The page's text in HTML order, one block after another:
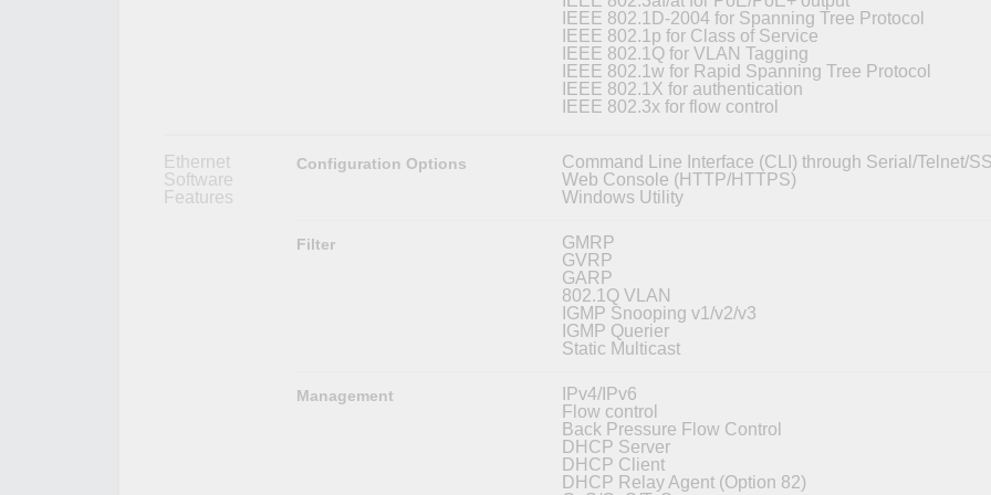
IEEE 802.1D-2004 for Spanning Tree Protocol
IEEE 802.1p for Class of Service
IEEE 802.1Q for VLAN Tagging
IEEE 802.1w for Rapid Spanning Tree Protocol
IEEE 802.1X for authentication
IEEE 802.3x for flow control
Ethernet
Software
Features
Configuration Options
Command Line Interface (CLI) through Serial/Telnet/
Web Console (HTTP/HTTPS)
Windows Utility
Filter
GMRP
GVRP
GARP
802.1Q VLAN
IGMP Snooping v1/v2/v3
IGMP Querier
Static Multicast
Management
IPv4/IPv6
Flow control
Back Pressure Flow Control
DHCP Server
DHCP Client
DHCP Relay Agent (Option 82)